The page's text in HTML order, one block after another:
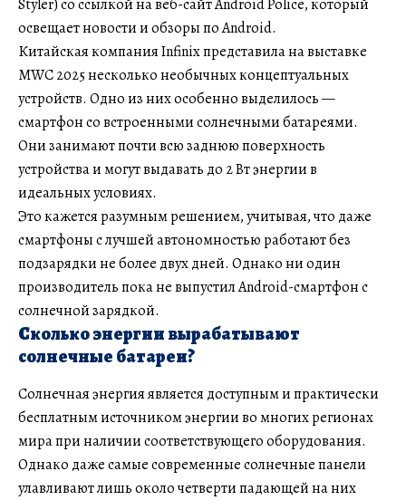
Styler) со ссылкой на веб-сайт Android Police, который
освещает новости и обзоры по Android.
Китайская компания Infinix представила на выставке
MWC 2025 несколько необычных концептуальных
устройств. Одно из них особенно выделилось —
смартфон со встроенными солнечными батареями.
Они занимают почти всю заднюю поверхность
устройства и могут выдавать до 2 Вт энергии в
идеальных условиях.
Это кажется разумным решением, учитывая, что даже
смартфоны с лучшей автономностью работают без
подзарядки не более двух дней. Однако ни один
производитель пока не выпустил Android-смартфон с
солнечной зарядкой.
Сколько энергии вырабатывают
солнечные батареи?
Солнечная энергия является доступным и практически
бесплатным источником энергии во многих регионах
мира при наличии соответствующего оборудования.
Однако даже самые современные солнечные панели
улавливают лишь около четверти падающей на них